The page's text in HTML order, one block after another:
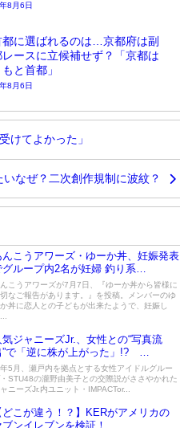
8月6日
都に選ばれるのは…京都府は副
ースに立候補せず？「京都は
と首都」
8月6日
けてよかった」
なぜ？二次創作規制に波紋？
んこうアワーズ・ゆーか丼、妊娠発表
グループ内2名が妊婦 釣り系
史上初か
こうアワーズが7月7日、『ゆーか丼から皆様に
なご報告があります。』を投稿。メンバーのゆ
丼に恋人との子どもが出来たようで、妊娠し
気ジャニーズJr.、女性との“写真流
”で「逆に株が上がった」!?
・横原悠毅に「全然許せ
」「爆イケ」の声
5月、瀬戸内を拠点とする女性アイドルグルー
STU48の瀧野由美子との交際説がささやかれた
ニーズJr.内ユニット・IMPACTor...
どこが違う！？】KERがアメリカの
ブンイレブンを検証！